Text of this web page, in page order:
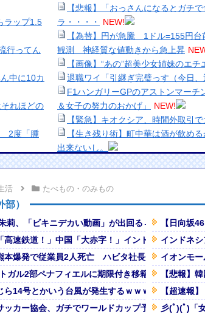
ラップ1.5
行ってん
中に10カ
れほどの
2度「腫
ワイ「い
亡、3人重
ｗ NEW!
【悲報】「おっさんになるとガチ
ラ・・・・
NEW!
【為替】円が急騰 1ドル=155円
観測 神経質な値動きから急上昇
【画像】“あの”超美少女姉妹のエ
退職ワイ「引継ぎ完璧っす（今日、
F1ハンガリーGPのアストンマーチ
＆女子の努力のおかげ」
NEW!
【緊急】キオクシア、時間外取引
【生き残り術】町中華は酒が飲め
出来ないし。
熊本地震、「九州自動車道は混ん
ナなどに批判殺到 全国紙記者「最新
の責務」「情報を取り上げることに
【画像】顔100点、体30点の女ｗｗ
「洋画に日本版主題歌は必要か?」
【悲報】職場で無能判定された人
活 たべもの・のみもの
）
朱莉、「ビキニデカい動画」が出回る→ミーグリが
高速鉄道！」中国「大赤字！」インドネシア「運
本爆発で従業員2人死亡 ハビタ社長が「売上金戻
ガル2部ペナフィエルに期限付き移籍していたMF
ら14号とかいう台風が発生するｗｗｗｗｗｗ
ッカー協会、ガチでワールドカップ予選での審判
【日向坂
インドネ
イオンモ
【悲報】
【超速報
彡(ﾟ)(ﾟ)「